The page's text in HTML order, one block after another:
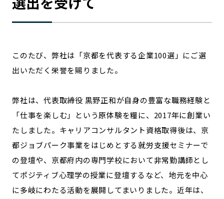
このたび、弊社は「京都を代表する企業100選」にご選
出いただく栄誉を賜りました。
弊社は、代表取締役 黒野正和が自身の豊富な職務経験と
「仕事を楽しむ」という原体験を糧に、2017年に創業い
たしました。キャリアコンサルタント資格取得後は、京
都ジョブパーク事業をはじめとする就労支援セミナーで
の登壇や、京都府内の専門学校において非常勤講師とし
てポジティブ心理学の授業に登壇するなど、地元を中心
に多岐にわたる活動を展開してまいりました。近年は、